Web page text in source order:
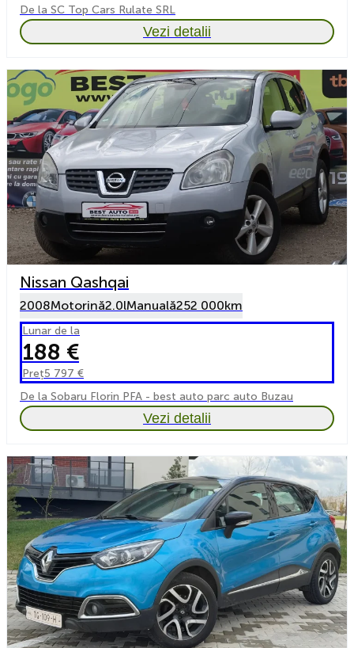
De la SC Top Cars Rulate SRL
Vezi detalii
Nissan Qashqai
2008Motorină2.0lManuală252 000km
Lunar de la
188 €
Preț5 797 €
De la Sobaru Florin PFA - best auto parc auto Buzau
Vezi detalii